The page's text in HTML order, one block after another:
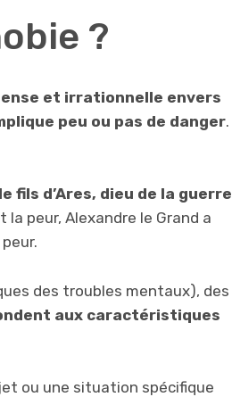
?
et irrationnelle envers
peu ou pas de danger.
fils d’Ares, dieu de la guerre
la peur, Alexandre le Grand a
des troubles mentaux), des
aux caractéristiques
ou une situation spécifique